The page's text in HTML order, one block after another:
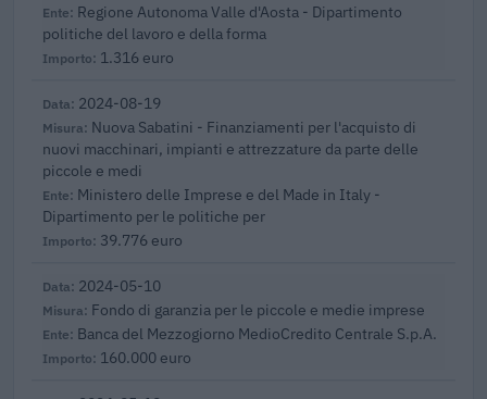
Regione Autonoma Valle d'Aosta - Dipartimento
politiche del lavoro e della forma
1.316 euro
2024-08-19
Nuova Sabatini - Finanziamenti per l'acquisto di
nuovi macchinari, impianti e attrezzature da parte delle
piccole e medi
Ministero delle Imprese e del Made in Italy -
Dipartimento per le politiche per
39.776 euro
2024-05-10
Fondo di garanzia per le piccole e medie imprese
Banca del Mezzogiorno MedioCredito Centrale S.p.A.
160.000 euro